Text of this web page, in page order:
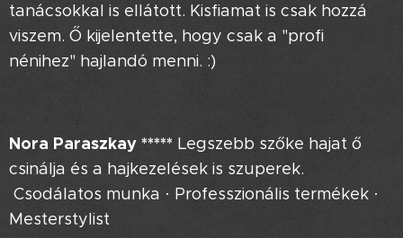
tanácsokkal is ellátott. Kisfiamat is csak hozzá
viszem. Ő kijelentette, hogy csak a "profi
nénihez" hajlandó menni. :)
Nora Paraszkay ***** Legszebb szőke hajat ő
csinálja és a hajkezelések is szuperek. ❤️
Csodálatos munka · Professzionális termékek ·
Mesterstylist